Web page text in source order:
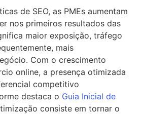
de SEO, as PMEs aumentam
nos primeiros resultados das
maior exposição, tráfego
mais
Com o crescimento
online, a presença otimizada
competitivo
destaca o Guia Inicial de
consiste em tornar o